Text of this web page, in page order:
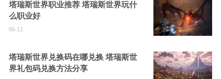
塔瑞斯世界职业推荐 塔瑞斯世界玩什
么职业好
06-12
塔瑞斯世界兑换码在哪兑换 塔瑞斯世
界礼包码兑换方法分享